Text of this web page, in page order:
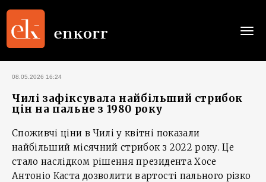
08.05.2026 16:24
Чилі зафіксувала найбільший стрибок
цін на пальне з 1980 року
Споживчі ціни в Чилі у квітні показали
найбільший місячний стрибок з 2022 року. Це
стало наслідком рішення президента Хосе
Антоніо Каста дозволити вартості пального різко